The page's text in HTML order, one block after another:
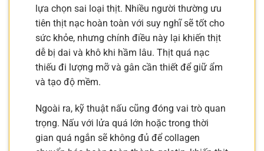
lựa chọn sai loại thịt. Nhiều người thường ưu
tiên thịt nạc hoàn toàn với suy nghĩ sẽ tốt cho
sức khỏe, nhưng chính điều này lại khiến thịt
dễ bị dai và khô khi hầm lâu. Thịt quá nạc
thiếu đi lượng mỡ và gân cần thiết để giữ ẩm
và tạo độ mềm.
Ngoài ra, kỹ thuật nấu cũng đóng vai trò quan
trọng. Nấu với lửa quá lớn hoặc trong thời
gian quá ngắn sẽ không đủ để collagen